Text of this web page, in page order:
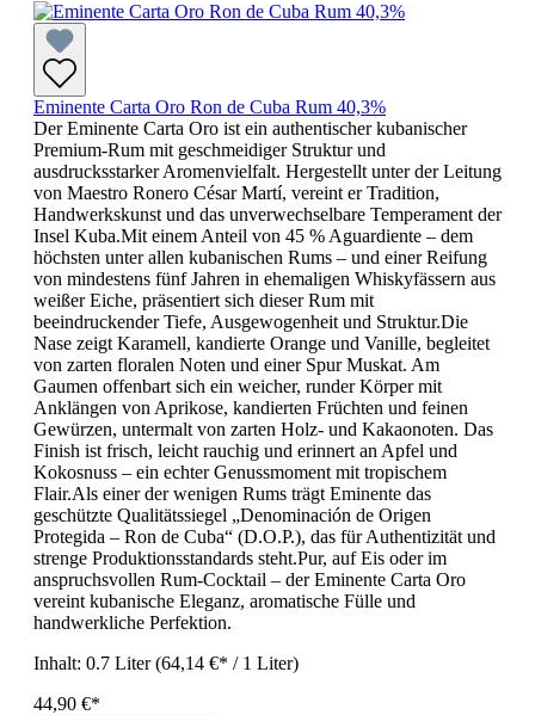
Eminente Carta Oro Ron de Cuba Rum 40,3%
Der Eminente Carta Oro ist ein authentischer kubanischer
Premium-Rum mit geschmeidiger Struktur und
ausdrucksstarker Aromenvielfalt. Hergestellt unter der Leitung
von Maestro Ronero César Martí, vereint er Tradition,
Handwerkskunst und das unverwechselbare Temperament der
Insel Kuba.Mit einem Anteil von 45 % Aguardiente – dem
höchsten unter allen kubanischen Rums – und einer Reifung
von mindestens fünf Jahren in ehemaligen Whiskyfässern aus
weißer Eiche, präsentiert sich dieser Rum mit
beeindruckender Tiefe, Ausgewogenheit und Struktur.Die
Nase zeigt Karamell, kandierte Orange und Vanille, begleitet
von zarten floralen Noten und einer Spur Muskat. Am
Gaumen offenbart sich ein weicher, runder Körper mit
Anklängen von Aprikose, kandierten Früchten und feinen
Gewürzen, untermalt von zarten Holz- und Kakaonoten. Das
Finish ist frisch, leicht rauchig und erinnert an Apfel und
Kokosnuss – ein echter Genussmoment mit tropischem
Flair.Als einer der wenigen Rums trägt Eminente das
geschützte Qualitätssiegel „Denominación de Origen
Protegida – Ron de Cuba“ (D.O.P.), das für Authentizität und
strenge Produktionsstandards steht.Pur, auf Eis oder im
anspruchsvollen Rum-Cocktail – der Eminente Carta Oro
vereint kubanische Eleganz, aromatische Fülle und
handwerkliche Perfektion.
Inhalt: 0.7 Liter(64,14 €* / 1 Liter)
44,90 €*